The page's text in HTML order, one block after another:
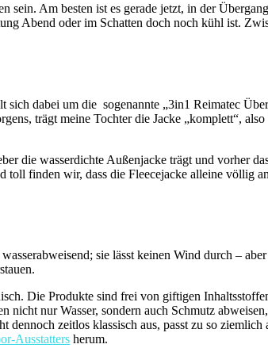
sein. Am besten ist es gerade jetzt, in der
Abend oder im Schatten doch noch kühl ist.
sich dabei um die sogenannte „3in1 Reimatec
trägt meine Tochter die Jacke „komplett“,
die wasserdichte Außenjacke trägt und vorher
toll finden wir, dass die Fleecejacke alleine
sie lässt keinen Wind durch –
Die Produkte sind frei von giftigen
nur Wasser, sondern auch Schmutz
zeitlos klassisch aus, passt zu so
Ausstatters herum.